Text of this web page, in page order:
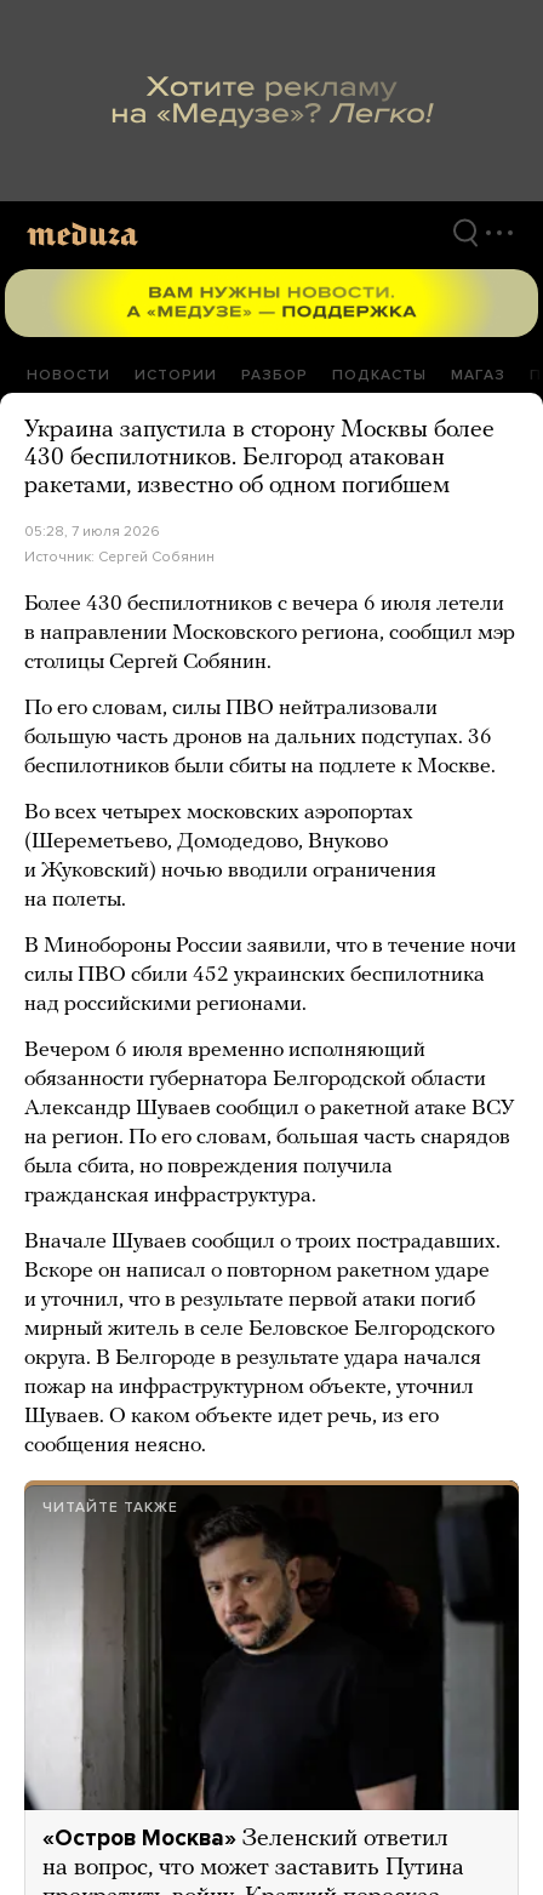
НОВОСТИ ИСТОРИИ РАЗБОР ПОДКАСТЫ МАГАЗ
Украина запустила в сторону Москвы более
430 беспилотников. Белгород атакован
ракетами, известно об одном погибшем
05:28, 7 июля 2026
Источник: Сергей Собянин
Более 430 беспилотников с вечера 6 июля летели
в направлении Московского региона, сообщил мэр
столицы Сергей Собянин.
По его словам, силы ПВО нейтрализовали
большую часть дронов на дальних подступах. 36
беспилотников были сбиты на подлете к Москве.
Во всех четырех московских аэропортах
(Шереметьево, Домодедово, Внуково
и Жуковский) ночью вводили ограничения
на полеты.
В Минобороны России заявили, что в течение ночи
силы ПВО сбили 452 украинских беспилотника
над российскими регионами.
Вечером 6 июля временно исполняющий
обязанности губернатора Белгородской области
Александр Шуваев сообщил о ракетной атаке ВСУ
на регион. По его словам, большая часть снарядов
была сбита, но повреждения получила
гражданская инфраструктура.
Вначале Шуваев сообщил о троих пострадавших.
Вскоре он написал о повторном ракетном ударе
и уточнил, что в результате первой атаки погиб
мирный житель в селе Беловское Белгородского
округа. В Белгороде в результате удара начался
пожар на инфраструктурном объекте, уточнил
Шуваев. О каком объекте идет речь, из его
сообщения неясно.
ЧИТАЙТЕ ТАКЖЕ
«Остров Москва» Зеленский ответил
на вопрос, что может заставить Путина